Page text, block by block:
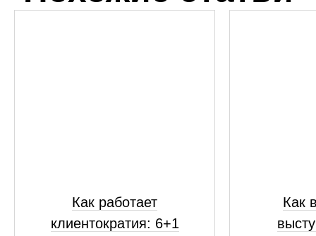
Как работает
клиентократия: 6+1
Как